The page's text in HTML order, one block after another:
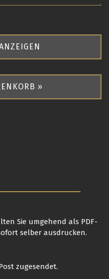
»
Sie umgehend als PDF-
selber ausdrucken.
zugesendet.